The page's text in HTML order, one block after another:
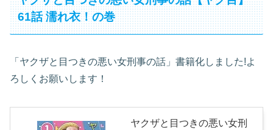
61話 濡れ衣！の巻
「ヤクザと目つきの悪い女刑事の話」書籍化しました!よ
ろしくお願いします！
ヤクザと目つきの悪い女刑